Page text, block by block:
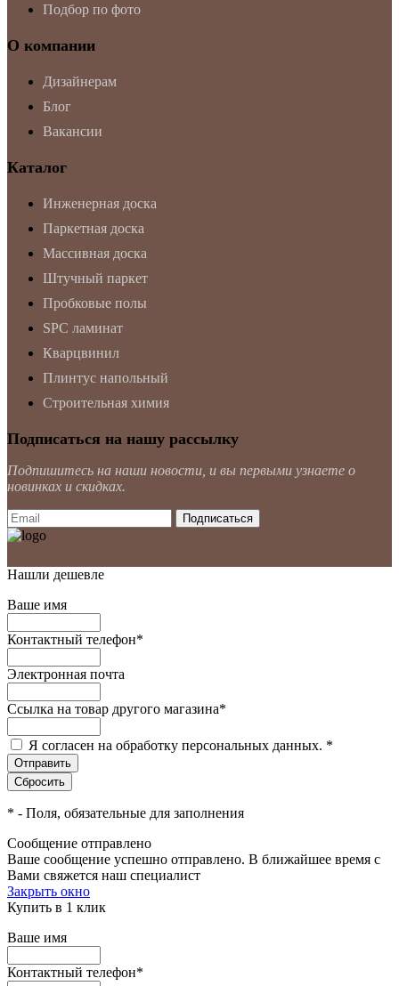
Подбор по фото
О компании
Дизайнерам
Блог
Вакансии
Каталог
Инженерная доска
Паркетная доска
Массивная доска
Штучный паркет
Пробковые полы
SPC ламинат
Кварцвинил
Плинтус напольный
Строительная химия
Подписаться на нашу рассылку
Подпишитесь на наши новости, и вы первыми узнаете о
новинках и скидках.
Нашли дешевле
Ваше имя
Контактный телефон*
Электронная почта
Ссылка на товар другого магазина*
Я согласен на обработку персональных данных. *
* - Поля, обязательные для заполнения
Сообщение отправлено
Ваше сообщение успешно отправлено. В ближайшее время с
Вами свяжется наш специалист
Закрыть окно
Купить в 1 клик
Ваше имя
Контактный телефон*